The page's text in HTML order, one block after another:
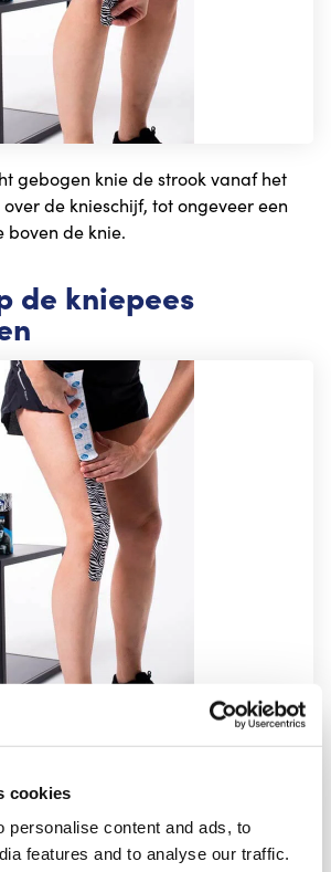
cookies
personalise content and ads, to
features and to analyse our traffic.
gebogen knie de strook vanaf het
de knieschijf, tot ongeveer een
boven de knie.
de kniepees